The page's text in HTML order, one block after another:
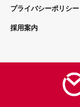
プライバシーポリシー
採用案内